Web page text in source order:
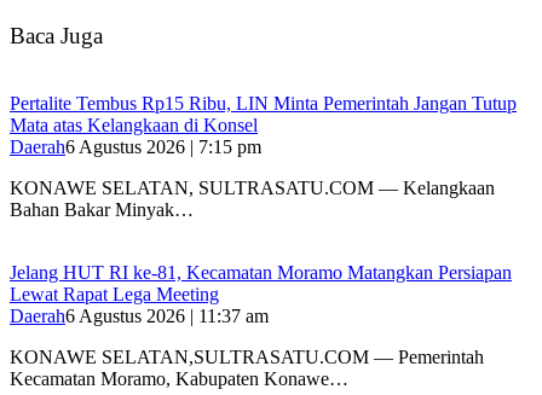
Baca Juga
‎Pertalite Tembus Rp15 Ribu, LIN Minta Pemerintah Jangan Tutup
Mata atas Kelangkaan di Konsel
Daerah6 Agustus 2026 | 7:15 pm
‎KONAWE SELATAN, SULTRASATU.COM — Kelangkaan
Bahan Bakar Minyak…
‎Jelang HUT RI ke-81, Kecamatan Moramo Matangkan Persiapan
Lewat Rapat Lega Meeting
Daerah6 Agustus 2026 | 11:37 am
KONAWE SELATAN,SULTRASATU.COM — Pemerintah
Kecamatan Moramo, Kabupaten Konawe…